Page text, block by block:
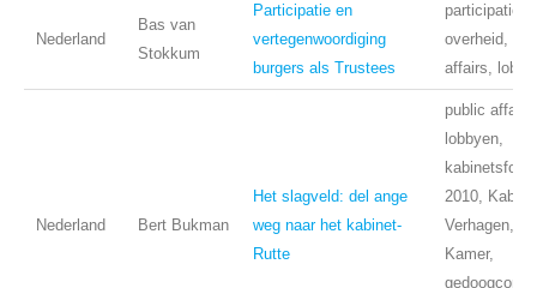
Nederland
Bas van
Stokkum
Participatie en
vertegenwoordiging
burgers als Trustees
participatie,
overheid,
affairs,
Nederland Bert Bukman
Het slagveld: del ange
weg naar het kabinet-
Rutte
public affairs,
lobbyen,
2010,
Verhagen,
Kamer,